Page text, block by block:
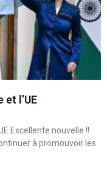
l’UE
Excellente nouvelle !!
à promouvoir les